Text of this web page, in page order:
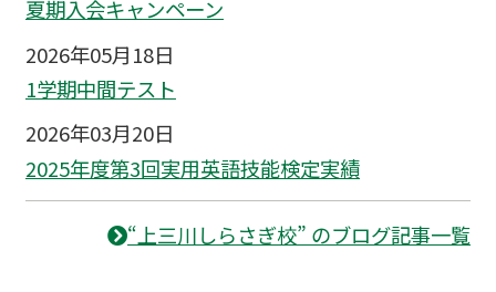
夏期入会キャンペーン
2026年05月18日
1学期中間テスト
2026年03月20日
2025年度第3回実用英語技能検定実績
“上三川しらさぎ校” のブログ記事一覧